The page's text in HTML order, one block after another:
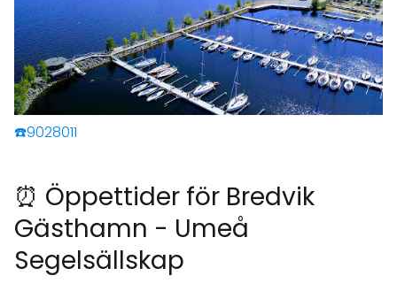
☎️9028011
⏰ Öppettider för Bredvik
Gästhamn - Umeå
Segelsällskap